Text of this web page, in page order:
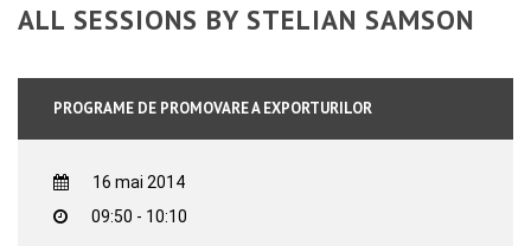
ALL SESSIONS BY STELIAN SAMSON
PROGRAME DE PROMOVARE A EXPORTURILOR
16 mai 2014
09:50 - 10:10